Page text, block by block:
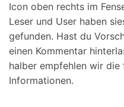
Icon oben rechts im
Leser und User haben
gefunden. Hast du
einen Kommentar
halber empfehlen wir die
Informationen.